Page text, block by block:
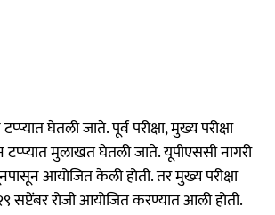
घेतली जाते. पूर्व परीक्षा, मुख्य परीक्षा
मुलाखत घेतली जाते. यूपीएससी नागरी
आयोजित केली होती. तर मुख्य परीक्षा
सप्टेंबर रोजी आयोजित करण्यात आली होती.